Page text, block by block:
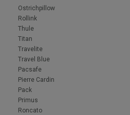
Ostrichpillow
Rollink
Thule
Titan
Travelite
Travel Blue
Pacsafe
Pierre Cardin
Pack
Primus
Roncato